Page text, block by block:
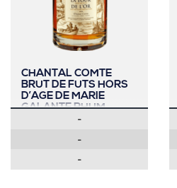
CHANTAL COMTE
BRUT DE FUTS HORS
D’AGE DE MARIE
GALANTE RHUM
-
-
-